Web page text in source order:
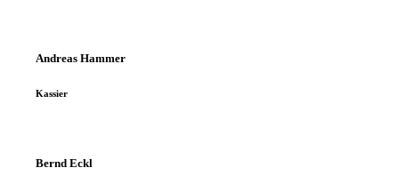
Andreas Hammer
Kassier
Bernd Eckl